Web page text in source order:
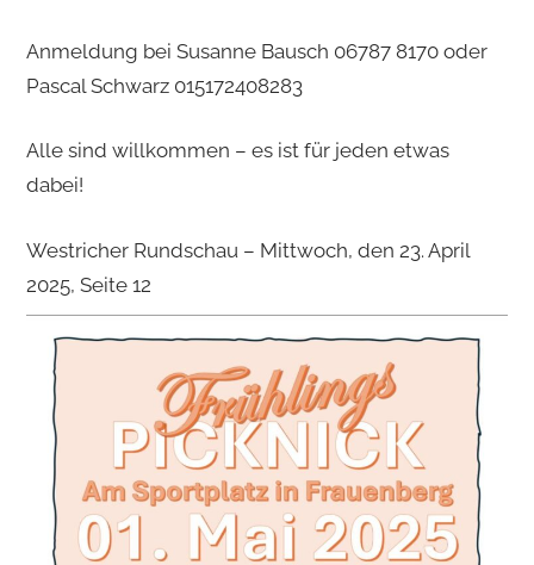
Anmeldung bei Susanne Bausch 06787 8170 oder
Pascal Schwarz 015172408283
Alle sind willkommen – es ist für jeden etwas
dabei!
Westricher Rundschau – Mittwoch, den 23. April
2025, Seite 12